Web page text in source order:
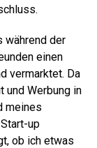
während der
einen
vermarktet. Da
und Werbung in
meines
up
ob ich etwas